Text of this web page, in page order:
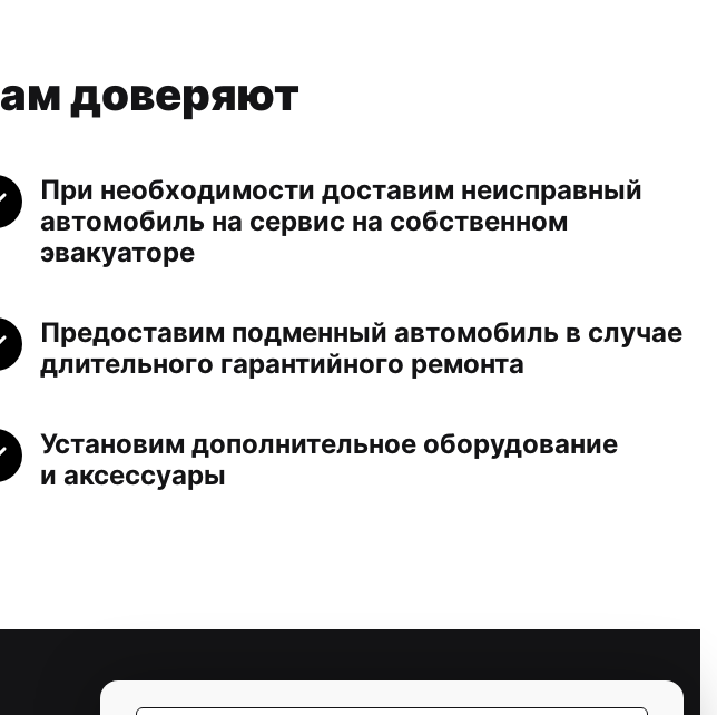
доверяют
При необходимости доставим неисправный
автомобиль на сервис на собственном
эвакуаторе
Предоставим подменный автомобиль в случае
длительного гарантийного ремонта
Установим дополнительное оборудование
и аксессуары